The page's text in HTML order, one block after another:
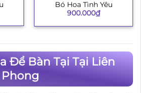
Bó Hoa Tình Yêu
900.000₫
Để Bàn Tại Tại Liên